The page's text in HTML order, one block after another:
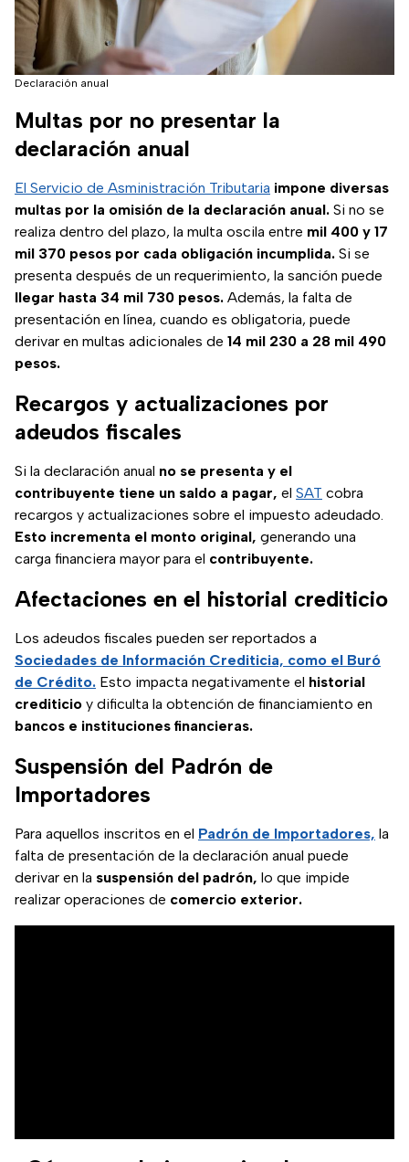
Declaración anual
Multas por no presentar la
declaración anual
El Servicio de Asministración Tributaria impone diversas
multas por la omisión de la declaración anual. Si no se
realiza dentro del plazo, la multa oscila entre mil 400 y 17
mil 370 pesos por cada obligación incumplida. Si se
presenta después de un requerimiento, la sanción puede
llegar hasta 34 mil 730 pesos. Además, la falta de
presentación en línea, cuando es obligatoria, puede
derivar en multas adicionales de 14 mil 230 a 28 mil 490
pesos.
Recargos y actualizaciones por
adeudos fiscales
Si la declaración anual no se presenta y el
contribuyente tiene un saldo a pagar, el SAT cobra
recargos y actualizaciones sobre el impuesto adeudado.
Esto incrementa el monto original, generando una
carga financiera mayor para el contribuyente.
Afectaciones en el historial crediticio
Los adeudos fiscales pueden ser reportados a
Sociedades de Información Crediticia, como el Buró
de Crédito. Esto impacta negativamente el historial
crediticio y dificulta la obtención de financiamiento en
bancos e instituciones financieras.
Suspensión del Padrón de
Importadores
Para aquellos inscritos en el Padrón de Importadores, la
falta de presentación de la declaración anual puede
derivar en la suspensión del padrón, lo que impide
realizar operaciones de comercio exterior.